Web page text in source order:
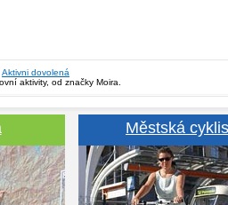
Aktivni dovolená
aktivity, od značky Moira.
Městská